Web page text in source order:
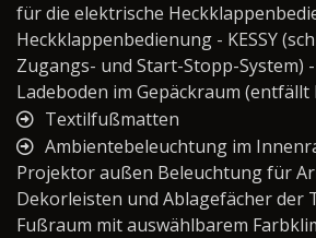
für die elektrische
Heckklappenbedienung - KESSY
Zugangs- und Start-Stopp-System)
Ladeboden im Gepäckraum (entfällt
Textilfußmatten
Ambientebeleuchtung im
Projektor außen Beleuchtung für
Dekorleisten und Ablagefächer der
Fußraum mit auswählbarem